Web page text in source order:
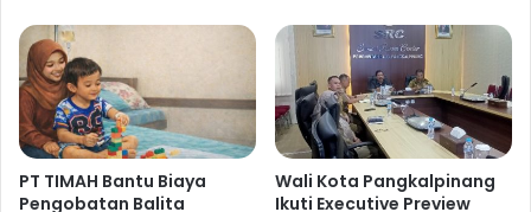
PT TIMAH Bantu Biaya
Pengobatan Balita
Wali Kota Pangkalpinang
Ikuti Executive Preview